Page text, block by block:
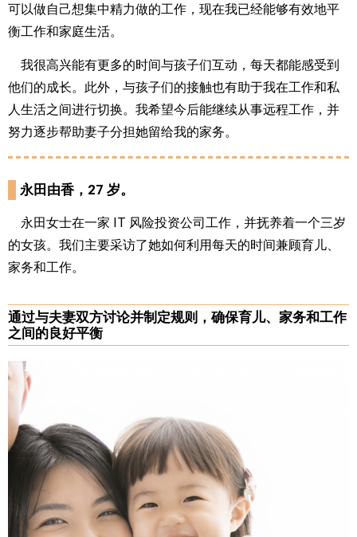
可以做自己想集中精力做的工作，现在我已经能够有效地平
衡工作和家庭生活。
我很高兴能有更多的时间与孩子们互动，每天都能感受到
他们的成长。此外，与孩子们的接触也有助于我在工作和私
人生活之间进行切换。我希望今后能继续从事远程工作，并
努力逐步帮助妻子分担她留给我的家务。
永田由香，27 岁。
永田女士在一家 IT 风险投资公司工作，并抚养着一个三岁
的女孩。我们主要采访了她如何利用每天的时间兼顾育儿、
家务和工作。
通过与夫妻双方讨论并制定规则，确保育儿、家务和工作
之间的良好平衡